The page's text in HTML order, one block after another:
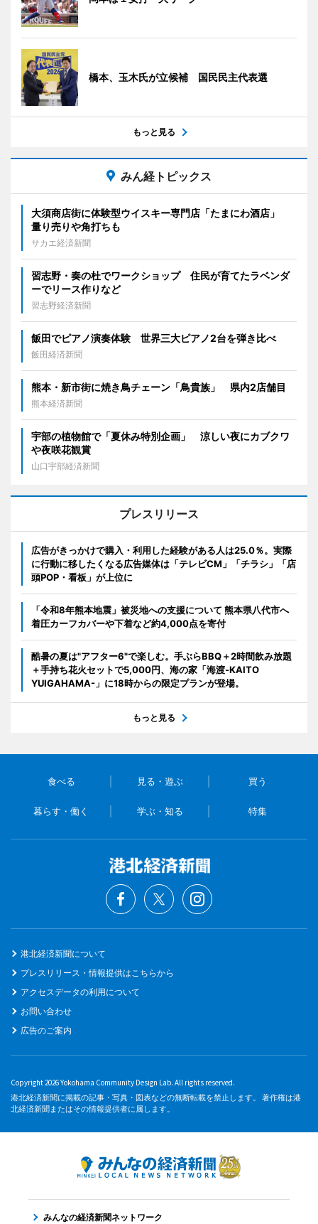
橋本、玉木氏が立候補 国民民主代表選
もっと見る
みん経トピックス
大須商店街に体験型ウイスキー専門店「たまにわ酒店」
量り売りや角打ちも
サカエ経済新聞
習志野・奏の杜でワークショップ 住民が育てたラベンダ
ーでリース作りなど
習志野経済新聞
飯田でピアノ演奏体験 世界三大ピアノ2台を弾き比べ
飯田経済新聞
熊本・新市街に焼き鳥チェーン「鳥貴族」 県内2店舗目
熊本経済新聞
宇部の植物館で「夏休み特別企画」 涼しい夜にカブクワ
や夜咲花観賞
山口宇部経済新聞
プレスリリース
広告がきっかけで購入・利用した経験がある人は25.0％。実際
に行動に移したくなる広告媒体は「テレビCM」「チラシ」「店
頭POP・看板」が上位に
「令和8年熊本地震」被災地への支援について 熊本県八代市へ
着圧カーフカバーや下着など約4,000点を寄付
酷暑の夏は"アフター6"で楽しむ。手ぶらBBQ＋2時間飲み放題
＋手持ち花火セットで5,000円、海の家「海渡-KAITO
YUIGAHAMA-」に18時からの限定プランが登場。
もっと見る
食べる 見る・遊ぶ 買う
暮らす・働く 学ぶ・知る 特集
港北経済新聞について
プレスリリース・情報提供はこちらから
アクセスデータの利用について
お問い合わせ
広告のご案内
Copyright 2026 Yokohama Community Design Lab. All rights reserved.
港北経済新聞に掲載の記事・写真・図表などの無断転載を禁止します。 著作権は港
北経済新聞またはその情報提供者に属します。
みんなの経済新聞ネットワーク